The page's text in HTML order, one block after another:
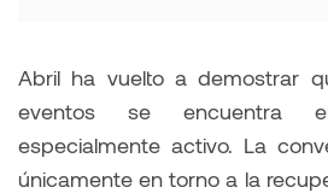
Abril ha vuelto a demostrar
eventos se encuentra
especialmente activo. La
únicamente en torno a la